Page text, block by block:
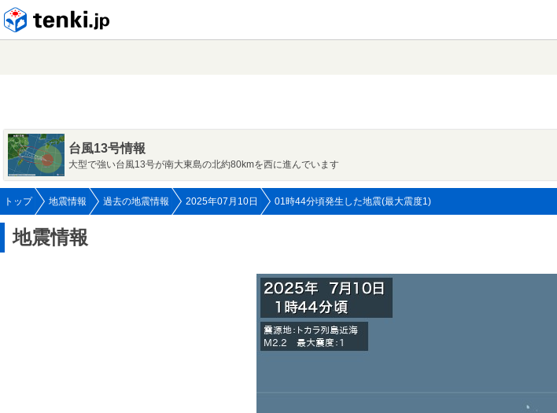
台風13号情報
大型で強い台風13号が南大東島の北約80kmを西に進んでいます
トップ 地震情報 過去の地震情報 2025年07月10日 01時44分頃発生した地震(最大震度1)
地震情報